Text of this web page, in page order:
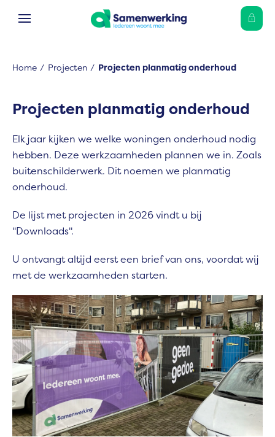
Naar de homepage
Ga naar Hoofd
Home Projecten Projecten planmatig onderhoud
Projecten planmatig onderhoud
Elk jaar kijken we welke woningen onderhoud nodig
hebben. Deze werkzaamheden plannen we in. Zoals
buitenschilderwerk. Dit noemen we planmatig
onderhoud.
De lijst met projecten in 2026 vindt u bij
"Downloads".
U ontvangt altijd eerst een brief van ons, voordat wij
met de werkzaamheden starten.